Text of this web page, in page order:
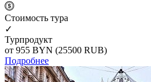
Cтоимость тура
✓
Турпродукт
от 955 BYN (25500 RUB)
Подробнее